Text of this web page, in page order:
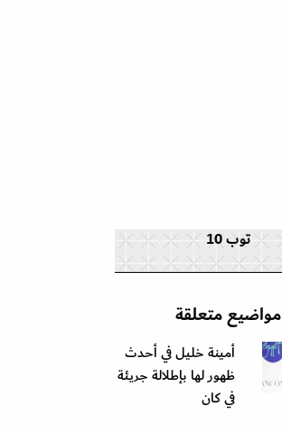
توب 10
مواضيع متعلقة
أمينة خليل في أحدث
ظهور لها بإطلالة جريئة
في كان